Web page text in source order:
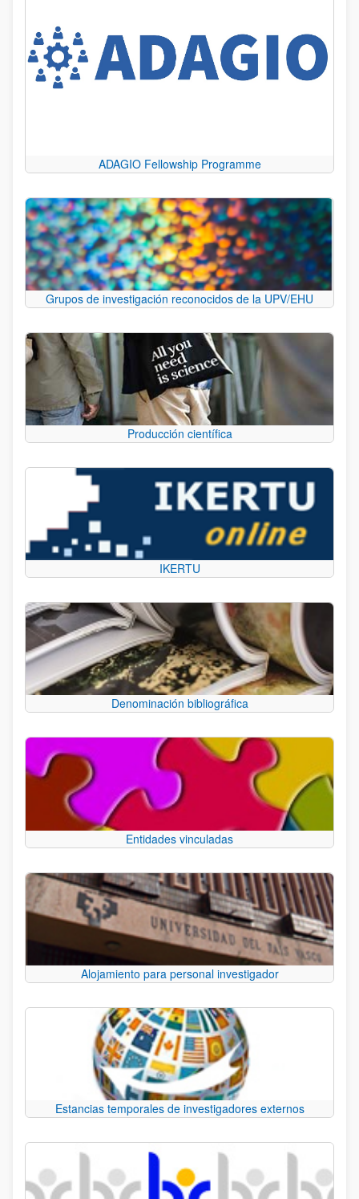
ADAGIO Fellowship Programme
Grupos de investigación reconocidos de la UPV/EHU
Producción científica
IKERTU
Denominación bibliográfica
Entidades vinculadas
Alojamiento para personal investigador
Estancias temporales de investigadores externos